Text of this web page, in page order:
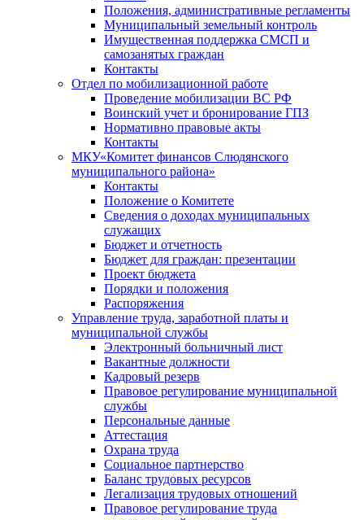
Положения, административные регламенты
Муниципальный земельный контроль
Имущественная поддержка СМСП и
самозанятых граждан
Контакты
Отдел по мобилизационной работе
Проведение мобилизации ВС РФ
Воинский учет и бронирование ГПЗ
Нормативно правовые акты
Контакты
МКУ«Комитет финансов Слюдянского
муниципального района»
Контакты
Положение о Комитете
Сведения о доходах муниципальных
служащих
Бюджет и отчетность
Бюджет для граждан: презентации
Проект бюджета
Порядки и положения
Распоряжения
Управление труда, заработной платы и
муниципальной службы
Электронный больничный лист
Вакантные должности
Кадровый резерв
Правовое регулирование муниципальной
службы
Персональные данные
Аттестация
Охрана труда
Социальное партнерство
Баланс трудовых ресурсов
Легализация трудовых отношений
Правовое регулирование труда